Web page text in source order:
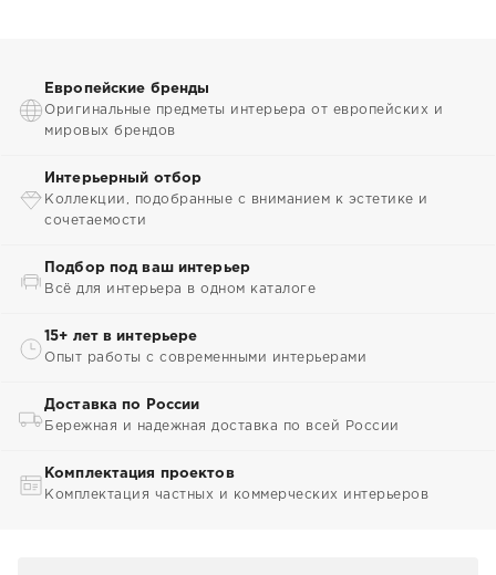
Европейские бренды
Оригинальные предметы интерьера от европейских и
мировых брендов
Интерьерный отбор
Коллекции, подобранные с вниманием к эстетике и
сочетаемости
Подбор под ваш интерьер
Всё для интерьера в одном каталоге
15+ лет в интерьере
Опыт работы с современными интерьерами
Доставка по России
Бережная и надежная доставка по всей России
Комплектация проектов
Комплектация частных и коммерческих интерьеров